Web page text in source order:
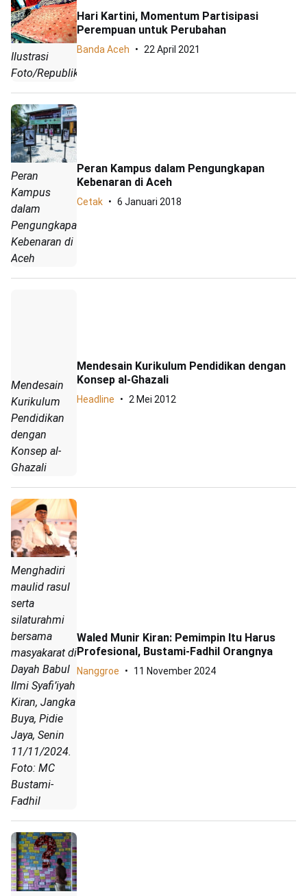
Ilustrasi
Foto/Republika
Hari Kartini, Momentum Partisipasi
Perempuan untuk Perubahan
Banda Aceh 22 April 2021
Peran
Kampus
dalam
Pengungkapan
Kebenaran di
Aceh
Peran Kampus dalam Pengungkapan
Kebenaran di Aceh
Cetak 6 Januari 2018
Mendesain
Kurikulum
Pendidikan
dengan
Konsep al-
Ghazali
Mendesain Kurikulum Pendidikan dengan
Konsep al-Ghazali
Headline 2 Mei 2012
Menghadiri
maulid rasul
serta
silaturahmi
bersama
masyakarat di
Dayah Babul
Ilmi Syafi’iyah
Kiran, Jangka
Buya, Pidie
Jaya, Senin
11/11/2024.
Foto: MC
Bustami-
Fadhil
Waled Munir Kiran: Pemimpin Itu Harus
Profesional, Bustami-Fadhil Orangnya
Nanggroe 11 November 2024